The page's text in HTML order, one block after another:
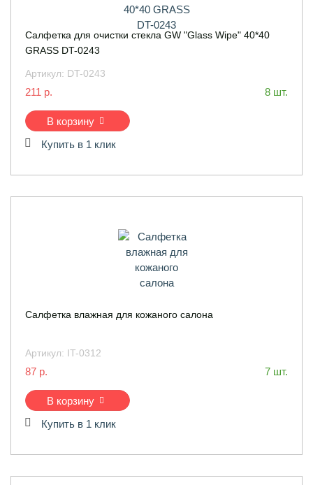
Салфетка для очистки стекла GW "Glass Wipe" 40*40
GRASS DT-0243
Артикул: DT-0243
211 р. 8 шт.
В корзину
Купить в 1 клик
Салфетка влажная для кожаного салона
Артикул: IT-0312
87 р. 7 шт.
В корзину
Купить в 1 клик